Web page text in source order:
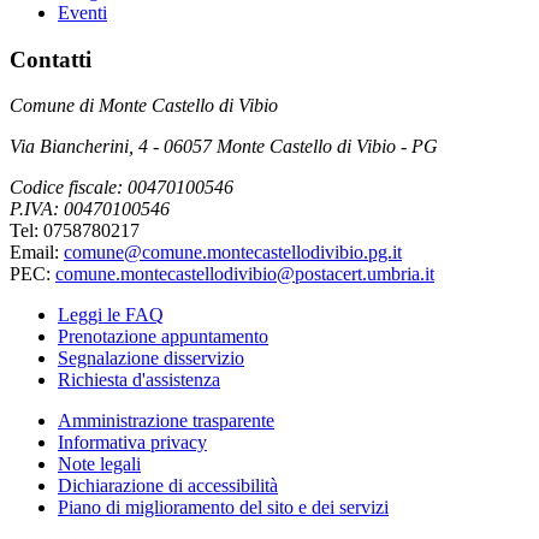
Eventi
Contatti
Comune di Monte Castello di Vibio
Via Biancherini, 4 - 06057 Monte Castello di Vibio - PG
Codice fiscale: 00470100546
P.IVA: 00470100546
Tel: 0758780217
Email: comune@comune.montecastellodivibio.pg.it
PEC: comune.montecastellodivibio@postacert.umbria.it
Leggi le FAQ
Prenotazione appuntamento
Segnalazione disservizio
Richiesta d'assistenza
Amministrazione trasparente
Informativa privacy
Note legali
Dichiarazione di accessibilità
Piano di miglioramento del sito e dei servizi